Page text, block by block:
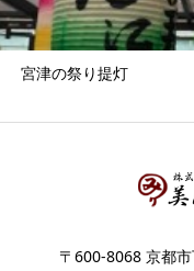
宮津の祭り提灯
〒600-8068 京都